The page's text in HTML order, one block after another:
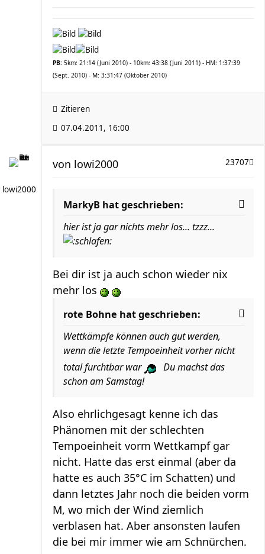
PB: 5km: 21:14 (Juni 2010) - 10km: 43:38 (Juni 2011) - HM: 1:37:39
(Sept. 2010) - M: 3:31:47 (Oktober 2010)
Zitieren
07.04.2011, 16:00
lowi2000
23707
von lowi2000
MarkyB hat geschrieben:
hier ist ja gar nichts mehr los... tzzz...
Bei dir ist ja auch schon wieder nix
mehr los
rote Bohne hat geschrieben:
Wettkämpfe können auch gut werden,
wenn die letzte Tempoeinheit vorher nicht
total furchtbar war
Du machst das
schon am Samstag!
Also ehrlichgesagt kenne ich das
Phänomen mit der schlechten
Tempoeinheit vorm Wettkampf gar
nicht. Hatte das erst einmal (aber da
hatte es auch 35°C im Schatten) und
dann letztes Jahr noch die beiden vorm
M, wo mich der Wind ziemlich
verblasen hat. Aber ansonsten laufen
die bei mir immer wie am Schnürchen.